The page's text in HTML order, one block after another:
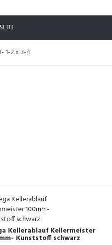
1-2 x 3-4
Kellerablauf Kellermeister
Kunststoff schwarz